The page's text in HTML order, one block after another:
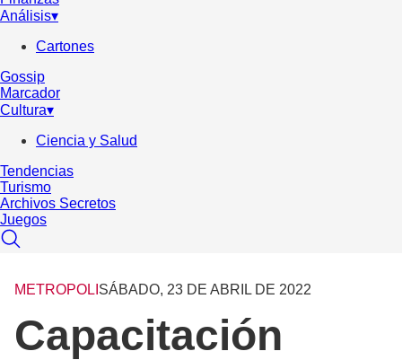
Análisis▾
Cartones
Gossip
Marcador
Cultura▾
Ciencia y Salud
Tendencias
Turismo
Archivos Secretos
Juegos
METROPOLI SÁBADO, 23 DE ABRIL DE 2022
Capacitación